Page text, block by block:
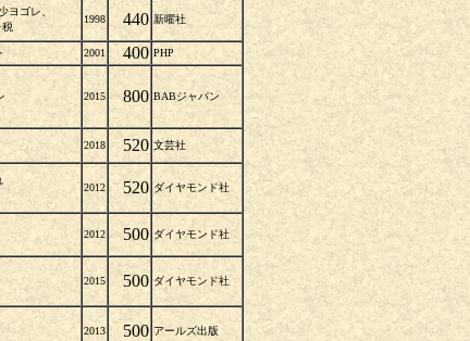
ヨゴレ、
1998 440 新曜社
2001 400 PHP
2015 800 BABジャパン
2018 520 文芸社
2012 520 ダイヤモンド社
2012 500 ダイヤモンド社
2015 500 ダイヤモンド社
2013 500 アールズ出版